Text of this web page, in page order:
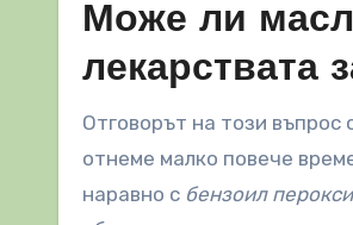
Може ли
лекарствата
Отговорът на този
отнеме малко повече
наравно с бензоил